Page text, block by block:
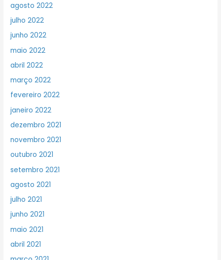
agosto 2022
julho 2022
junho 2022
maio 2022
abril 2022
março 2022
fevereiro 2022
janeiro 2022
dezembro 2021
novembro 2021
outubro 2021
setembro 2021
agosto 2021
julho 2021
junho 2021
maio 2021
abril 2021